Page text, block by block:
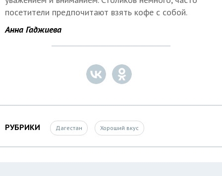
посетители предпочитают взять кофе с собой.
Анна Гаджиева
РУБРИКИ Дагестан Хороший вкус